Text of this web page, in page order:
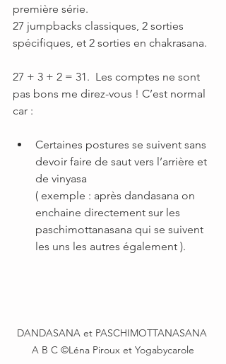
première série.
27 jumpbacks classiques, 2 sorties
spécifiques, et 2 sorties en chakrasana.
27 + 3 + 2 = 31.  Les comptes ne sont
pas bons me direz-vous ! C’est normal
car :
Certaines postures se suivent sans
devoir faire de saut vers l’arrière et
de vinyasa
( exemple : après dandasana on
enchaine directement sur les
paschimottanasana qui se suivent
les uns les autres également ).
DANDASANA et PASCHIMOTTANASANA
A B C ©Léna Piroux et Yogabycarole